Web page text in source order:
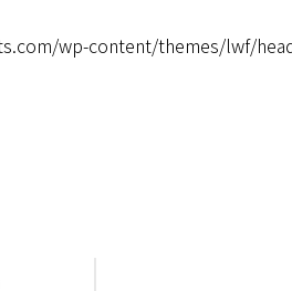
wp-content/themes/lwf/